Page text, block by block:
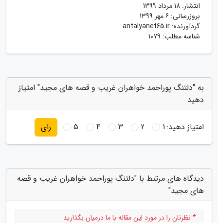
انتشار: 18 مرداد 1399
بروزرسانی: 6 مهر 1399
گردآورنده: antalyanet65.ir
شناسه مطلب: 1079
به "دلتنگ پوراحمد خواهران غریب و قصه های مجید" امتیاز
دهید
امتیاز دهید:1
2
3
4
5 رای
دیدگاه های مرتبط با "دلتنگ پوراحمد خواهران غریب و قصه
های مجید"
* نظرتان را در مورد این مقاله با ما درمیان بگذارید